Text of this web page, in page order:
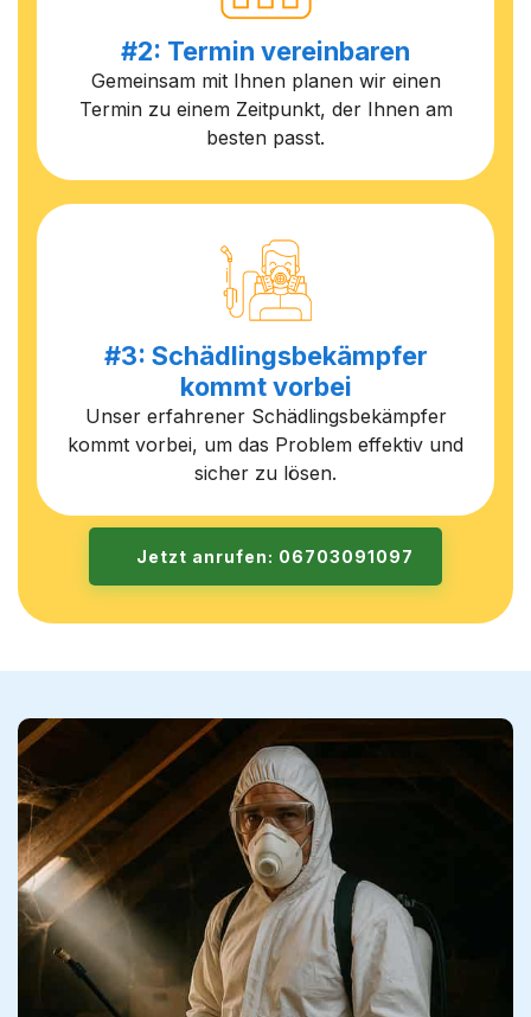
#2: Termin vereinbaren
Gemeinsam mit Ihnen planen wir einen
Termin zu einem Zeitpunkt, der Ihnen am
besten passt.
#3: Schädlingsbekämpfer
kommt vorbei
Unser erfahrener Schädlingsbekämpfer
kommt vorbei, um das Problem effektiv und
sicher zu lösen.
Jetzt anrufen: 06703091097